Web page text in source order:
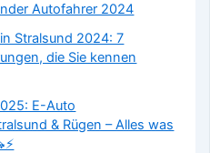
Autofahrer 2024
Stralsund 2024: 7
die Sie kennen
E-Auto
& Rügen – Alles was